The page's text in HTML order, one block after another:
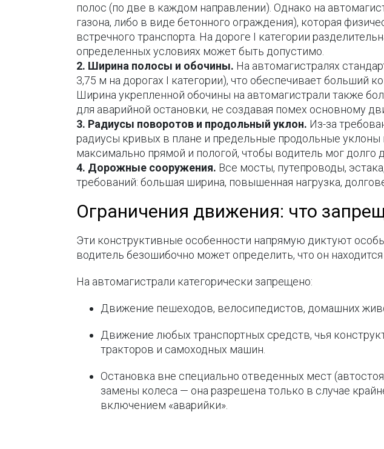
полос (по две в каждом направлении). Однако на
газона, либо в виде бетонного ограждения), которая
встречного транспорта. На дороге I категории
определенных условиях может быть допустимо.
2. Ширина полосы и обочины. На автомагистралях
3,75 м на дорогах I категории), что обеспечивает больший
Ширина укрепленной обочины на автомагистрали также
для аварийной остановки, не создавая помех основному
3. Радиусы поворотов и продольный уклон. Из-за
радиусы кривых в плане и предельные продольные уклоны
максимально прямой и пологой, чтобы водитель мог
4. Дорожные сооружения. Все мосты, путепроводы,
требований: большая ширина, повышенная нагрузка,
Ограничения движения: что
Эти конструктивные особенности напрямую диктуют
водитель безошибочно может определить, что он находится
На автомагистрали категорически запрещено:
Движение пешеходов, велосипедистов, домашних
Движение любых транспортных средств, чья
тракторов и самоходных машин.
Остановка вне специально отведенных мест
замены колеса — она разрешена только в случае
включением «аварийки».